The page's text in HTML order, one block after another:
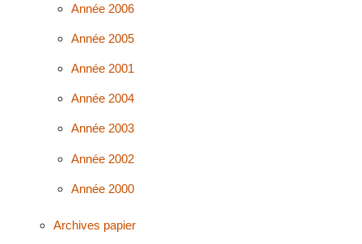
Année 2006
Année 2005
Année 2001
Année 2004
Année 2003
Année 2002
Année 2000
Archives papier